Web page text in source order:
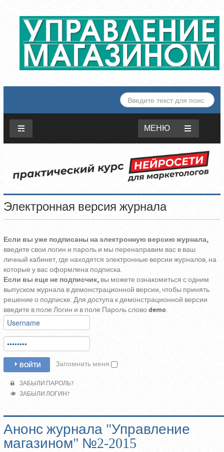
ИСКАТЬ...
МЕНЮ
Электронная версия журнала
Если вы уже подписаны на электронную версию журнала,
введите свои логин и пароль и мы перенаправим вас в ваш
личный кабинет, где находятся электронные версии журналов, на
которые у вас оформлена подписка.
Если вы еще не подписчик, вы можете ознакомиться с одним
выпуском журнала в демонстрационной версии, чтобы принять
решение о подписке. Для доступа к демонстрационной версии
введите в поле Логин и в поле Пароль словоdemo.
ВОЙТИ Запомнить меня
ЗАБЫЛИ ПАРОЛЬ?
ЗАБЫЛИ ЛОГИН?
Анонс журнала "Управление
магазином" №2-2015